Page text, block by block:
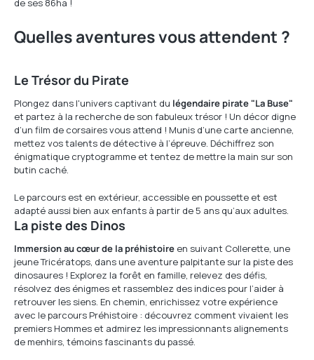
Quelles aventures vous attendent ?
Le Trésor du Pirate
Plongez dans l'univers captivant du légendaire pirate "La Buse"
et partez à la recherche de son fabuleux trésor ! Un décor digne
d’un film de corsaires vous attend ! Munis d’une carte ancienne,
mettez vos talents de détective à l’épreuve. Déchiffrez son
énigmatique cryptogramme et tentez de mettre la main sur son
butin caché.
Le parcours est en extérieur, accessible en poussette et est
adapté aussi bien aux enfants à partir de 5 ans qu’aux adultes.
La piste des Dinos
Immersion au cœur de la préhistoire en suivant Collerette, une
jeune Tricératops, dans une aventure palpitante sur la piste des
dinosaures ! Explorez la forêt en famille, relevez des défis,
résolvez des énigmes et rassemblez des indices pour l’aider à
retrouver les siens. En chemin, enrichissez votre expérience
avec le parcours Préhistoire : découvrez comment vivaient les
premiers Hommes et admirez les impressionnants alignements
de menhirs, témoins fascinants du passé.